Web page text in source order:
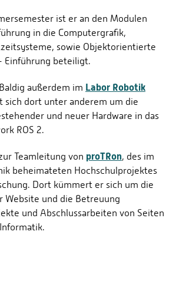
ist er an den Modulen
in die Computergrafik,
sowie Objektorientierte
Einführung beteiligt.
außerdem im Labor Robotik
sich dort unter anderem um die
und neuer Hardware in das
ROS 2.
Teamleitung von proTRon, des im
beheimateten Hochschulprojektes
Dort kümmert er sich um die
Website und die Betreuung
und Abschlussarbeiten von Seiten